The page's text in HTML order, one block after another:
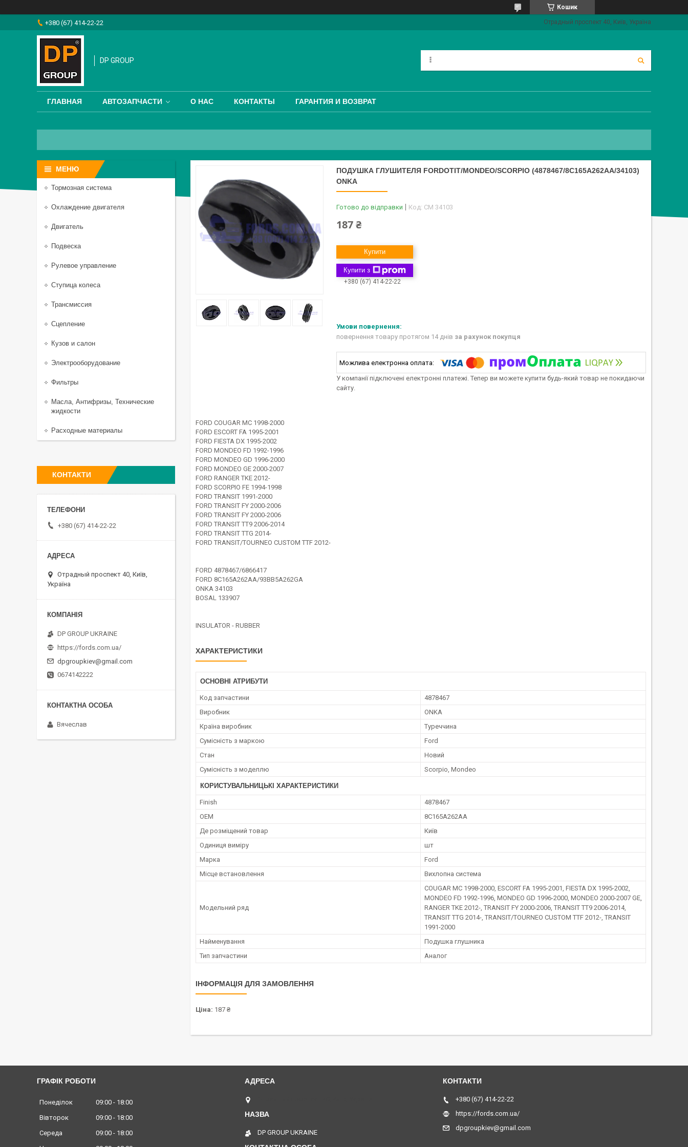
Кошик
+380 (67) 414-22-22 Отрадный проспект 40, Київ, Україна
DP GROUP
ГЛАВНАЯ АВТОЗАПЧАСТИ О НАС КОНТАКТЫ ГАРАНТИЯ И ВОЗВРАТ
ПОДУШКА ГЛУШИТЕЛЯ FORDOTIT/MONDEO/SCORPIO (4878467/8C165A262AA/34103)
ONKA
Готово до відправки Код: CM 34103
187 ₴
Купити
Купити з
+380 (67) 414-22-22
повернення товару протягом 14 днів за рахунок покупця
У компанії підключені електронні платежі. Тепер ви можете купити будь-який товар не покидаючи
сайту.
FORD COUGAR MC 1998-2000
FORD ESCORT FA 1995-2001
FORD FIESTA DX 1995-2002
FORD MONDEO FD 1992-1996
FORD MONDEO GD 1996-2000
FORD MONDEO GE 2000-2007
FORD RANGER TKE 2012-
FORD SCORPIO FE 1994-1998
FORD TRANSIT 1991-2000
FORD TRANSIT FY 2000-2006
FORD TRANSIT FY 2000-2006
FORD TRANSIT TT9 2006-2014
FORD TRANSIT TTG 2014-
FORD TRANSIT/TOURNEO CUSTOM TTF 2012-
FORD 4878467/6866417
FORD 8C165A262AA/93BB5A262GA
ONKA 34103
BOSAL 133907
INSULATOR - RUBBER
ХАРАКТЕРИСТИКИ
ОСНОВНІ АТРИБУТИ
Код запчастини
4878467
Виробник
ONKA
Країна виробник
Туреччина
Сумісність з маркою
Ford
Стан
Новий
Сумісність з моделлю
Scorpio, Mondeo
КОРИСТУВАЛЬНИЦЬКІ ХАРАКТЕРИСТИКИ
Finish
4878467
OEM
8C165A262AA
Де розміщений товар
Київ
Одиниця виміру
шт
Марка
Ford
Місце встановлення
Вихлопна система
Модельний ряд
COUGAR MC 1998-2000, ESCORT FA 1995-2001, FIESTA DX 1995-2002,
MONDEO FD 1992-1996, MONDEO GD 1996-2000, MONDEO 2000-2007 GE,
RANGER TKE 2012-, TRANSIT FY 2000-2006, TRANSIT TT9 2006-2014,
TRANSIT TTG 2014-, TRANSIT/TOURNEO CUSTOM TTF 2012-, TRANSIT
1991-2000
Найменування
Подушка глушника
Тип запчастини
Аналог
ІНФОРМАЦІЯ ДЛЯ ЗАМОВЛЕННЯ
Ціна: 187 ₴
Тормозная система
Охлаждение двигателя
Двигатель
Подвеска
Рулевое управление
Ступица колеса
Трансмиссия
Сцепление
Кузов и салон
Электрооборудование
Фильтры
Масла, Антифризы, Технические
жидкости
Расходные материалы
КОНТАКТИ
+380 (67) 414-22-22
Отрадный проспект 40, Київ,
Україна
DP GROUP UKRAINE
https://fords.com.ua/
dpgroupkiev@gmail.com
0674142222
Вячеслав
ГРАФІК РОБОТИ
Понеділок 09:00
18:00
Вівторок
09:00
18:00
Середа
09:00
18:00
DP GROUP UKRAINE
+380 (67) 414-22-22
https://fords.com.ua/
dpgroupkiev@gmail.com